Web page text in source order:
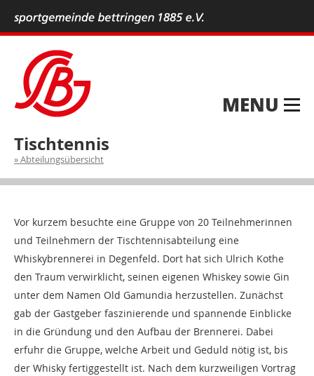
MENU
Tischtennis
Abteilungsübersicht
Vor kurzem besuchte eine Gruppe von 20 Teilnehmerinnen
und Teilnehmern der Tischtennisabteilung eine
Whiskybrennerei in Degenfeld. Dort hat sich Ulrich Kothe
den Traum verwirklicht, seinen eigenen Whiskey sowie Gin
unter dem Namen Old Gamundia herzustellen. Zunächst
gab der Gastgeber faszinierende und spannende Einblicke
in die Gründung und den Aufbau der Brennerei. Dabei
erfuhr die Gruppe, welche Arbeit und Geduld nötig ist, bis
der Whisky fertiggestellt ist. Nach dem kurzweiligen Vortrag